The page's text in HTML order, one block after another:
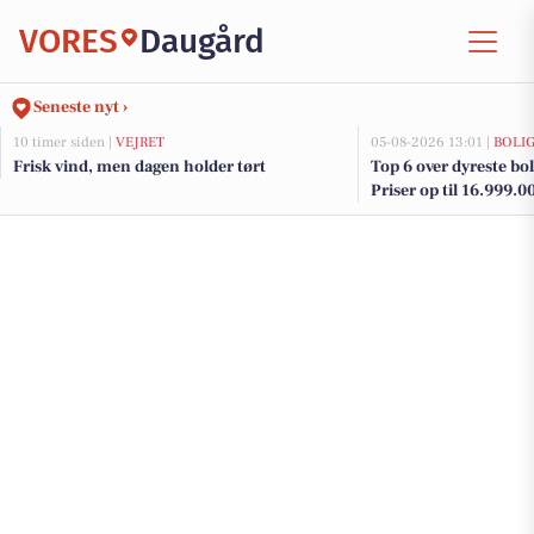
VORES Daugård
Seneste nyt ›
10 timer siden | VEJRET
Frisk vind, men dagen holder tørt
05-08-2026 13:01 |
Top 6 over dyreste
Priser op til